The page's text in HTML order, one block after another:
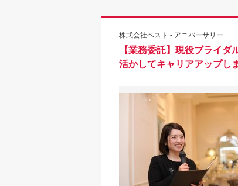
株式会社ベスト - アニバーサリー
【業務委託】現役ブライ
活かしてキャリアアップし